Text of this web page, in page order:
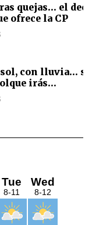
quejas... el
ofrece la CP
con lluvia... si
irás...